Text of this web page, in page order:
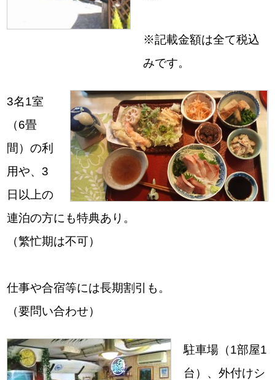
※記載金額は全て税込
みです。
3名1室
（6畳
間）の利
用や、3
日以上の
連泊の方にも特典あり。
（繁忙期は不可）
仕事や合宿等には長期割引も。
（要問い合わせ）
駐車場（1部屋1
台）、外付けシ